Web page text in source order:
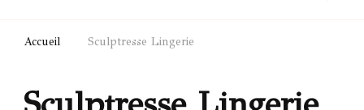
Accueil Sculptresse Lingerie